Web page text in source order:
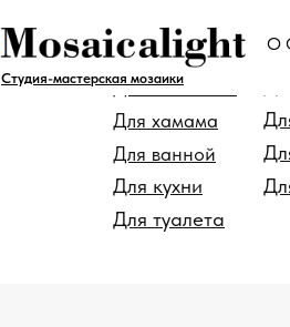
О
Студия-мастерская мозаики
Для кухни
Для туалета
Для хамама
Для ванной
Для бассейна
Для